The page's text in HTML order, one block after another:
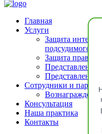
Главная
Услуги
Защита
подсудимого)
Защита прав
Представление
Представление
Сотрудники и
Консультация
Наша практика
Контакты